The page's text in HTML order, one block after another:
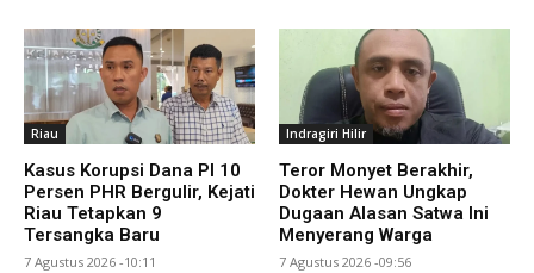
Riau
Kasus Korupsi Dana PI 10
Persen PHR Bergulir, Kejati
Riau Tetapkan 9
Tersangka Baru
7 Agustus 2026 -10:11
Indragiri Hilir
Teror Monyet Berakhir,
Dokter Hewan Ungkap
Dugaan Alasan Satwa Ini
Menyerang Warga
7 Agustus 2026 -09:56